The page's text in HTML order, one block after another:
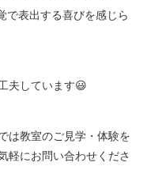
で表出する喜びを感じら
夫しています😃
は教室のご見学・体験を
軽にお問い合わせくださ